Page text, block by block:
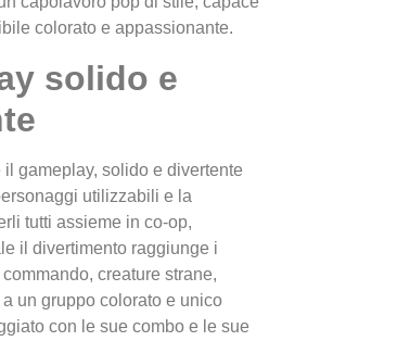
colorato e appassionante.
solido e
gameplay, solido e divertente
utilizzabili e la
tutti assieme in co-op,
il divertimento raggiunge i
creature strane,
un gruppo colorato e unico
con le sue combo e le sue